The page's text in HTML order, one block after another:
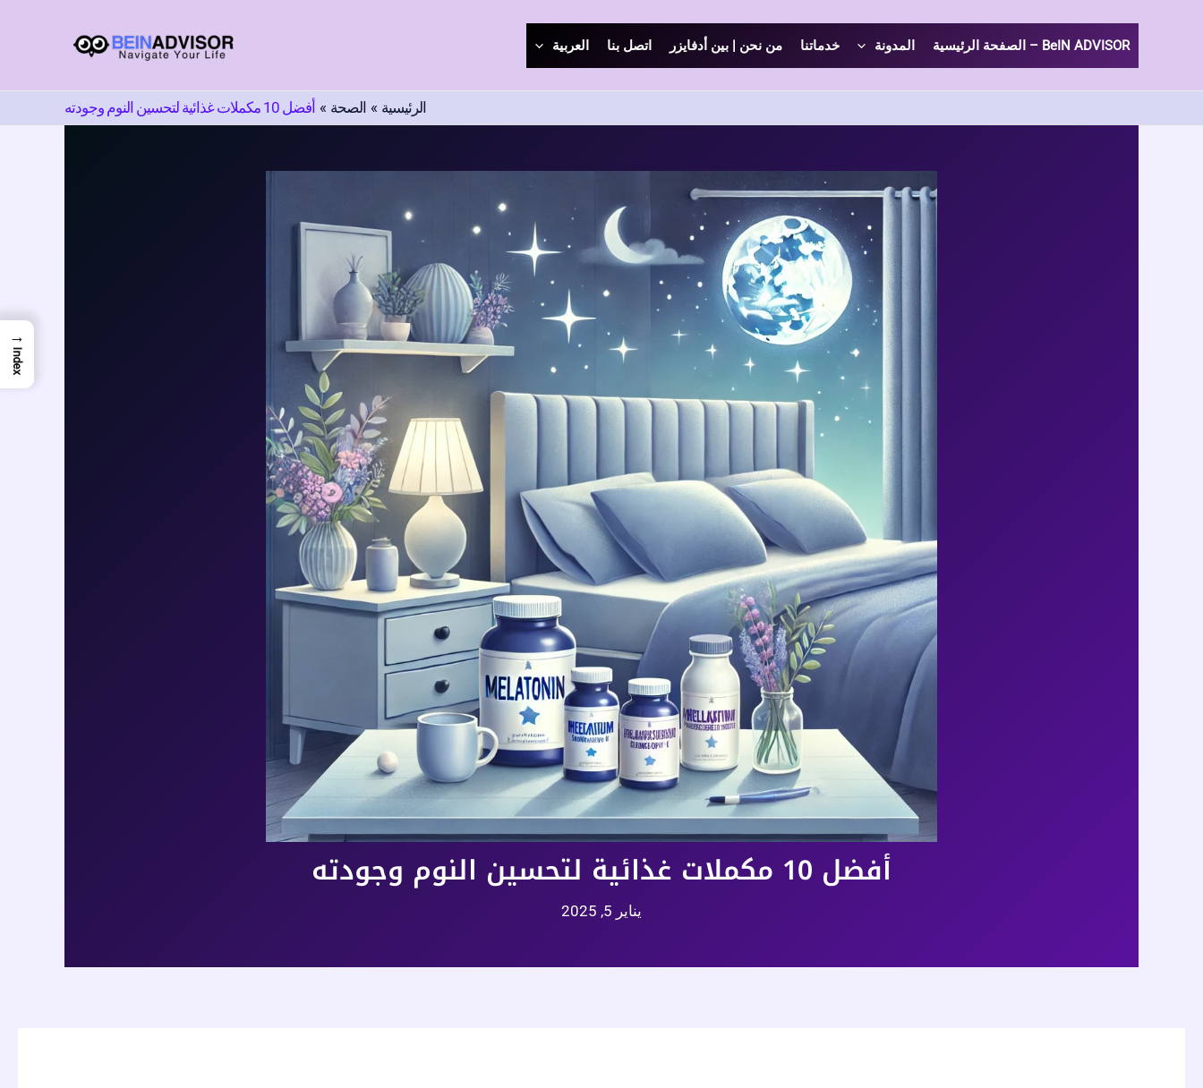
BeIN ADVISOR – الصفحة الرئيسية المدونة خدماتنا من نحن | بين أدفايزر اتصل بنا العربية
الرئيسية الصحة أفضل 10 مكملات غذائية لتحسين النوم وجودته
أفضل 10 مكملات غذائية لتحسين النوم وجودته
يناير 5, 2025
لغة
→
Index